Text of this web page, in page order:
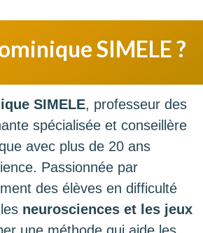
SIMELE ?
SIMELE, professeur des
spécialisée et conseillère
avec plus de 20 ans
Passionnée par
des élèves en difficulté
neurosciences et les jeux